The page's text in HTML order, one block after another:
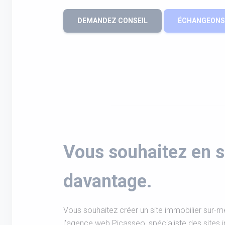
DEMANDEZ CONSEIL
Vous souhaitez en
davantage.
Vous souhaitez créer un site immobilier sur-